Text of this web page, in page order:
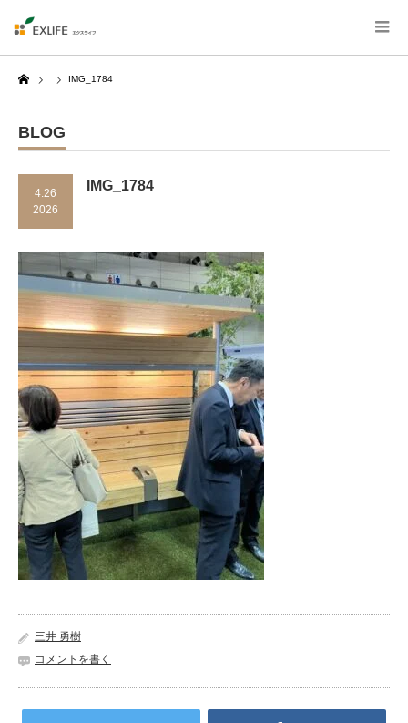
Home
IMG_1784
BLOG
4.26
2026
IMG_1784
三井 勇樹
コメントを書く